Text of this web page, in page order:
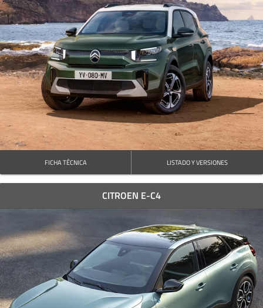
FICHA TÉCNICA LISTADO Y VERSIONES
CITROEN E-C4